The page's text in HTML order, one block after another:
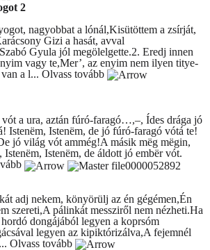
2
nagyobbat a lónál,Kisütöttem a zsírját,
Gizi a hasát, avval
Gyula jól megölelgette.2. Eredj innen
vagy te,Mer’, az enyim nem ilyen titye-
a l... Olvass tovább
vót a ura, aztán fúró-faragó…,–, Ídes drága jó
Istenëm, Istenëm, de jó fúró-faragó vótá te!
jó világ vót ammég!A másik mëg mëgin,
Istenëm, de áldott jó embër vót.
adj nekem, könyörülj az én gégémen,Én
szereti,A pálinkát messziről nem nézheti.Ha
dongájából legyen a koprsóm
legyen az kipiktórizálva,A fejemnél
Olvass tovább